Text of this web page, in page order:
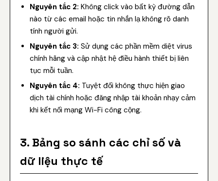
Nguyên tắc 2: Không click vào bất kỳ đường dẫn
nào từ các email hoặc tin nhắn lạ không rõ danh
tính người gửi.
Nguyên tắc 3: Sử dụng các phần mềm diệt virus
chính hãng và cập nhật hệ điều hành thiết bị liên
tục mỗi tuần.
Nguyên tắc 4: Tuyệt đối không thực hiện giao
dịch tài chính hoặc đăng nhập tài khoản nhạy cảm
khi kết nối mạng Wi-Fi công cộng.
3. Bảng so sánh các chỉ số và
dữ liệu thực tế